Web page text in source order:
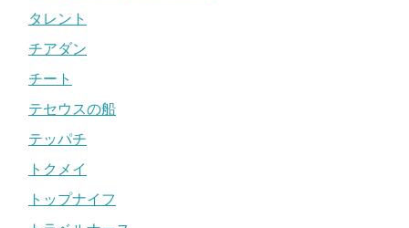
タレント
チアダン
チート
テセウスの船
テッパチ
トクメイ
トップナイフ